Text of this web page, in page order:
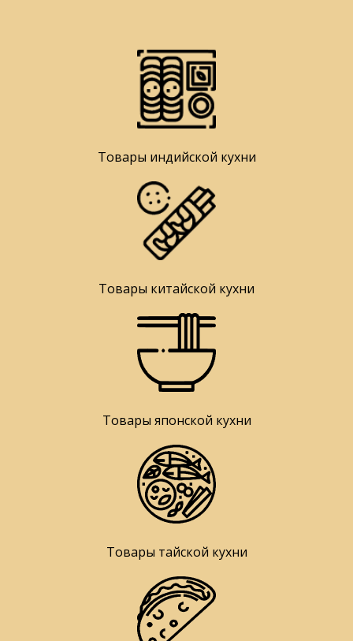
Товары индийской кухни
Товары китайской кухни
Товары японской кухни
Товары тайской кухни